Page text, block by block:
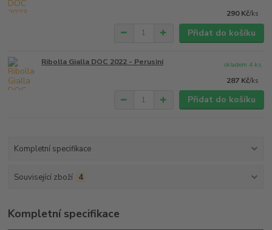
290 Kč/ks
Přidat do košíku
Ribolla Gialla DOC 2022 - Perusini
287 Kč/ks
skladem 4 ks
Přidat do košíku
Kompletní specifikace
Související zboží 4
Kompletní specifikace